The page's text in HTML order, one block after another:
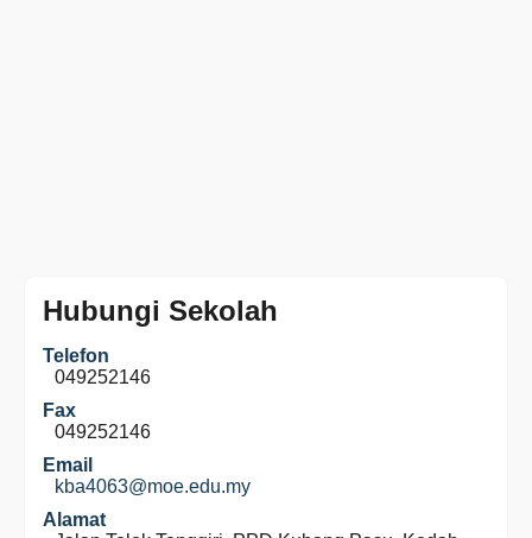
Hubungi Sekolah
Telefon
049252146
Fax
049252146
Email
kba4063@moe.edu.my
Alamat